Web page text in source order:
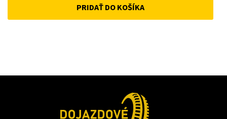
was: is:
PRIDAŤ DO KOŠÍKA